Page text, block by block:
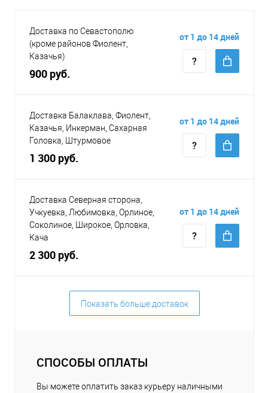
Доставка по Севастополю
(кроме районов Фиолент,
Казачья)
900 руб.
от 1 до 14 дней
Доставка Балаклава, Фиолент,
Казачья, Инкерман, Сахарная
Головка, Штурмовое
1 300 руб.
от 1 до 14 дней
Доставка Северная сторона,
Учкуевка, Любимовка, Орлиное,
Соколиное, Широкое, Орловка,
Кача
2 300 руб.
от 1 до 14 дней
Показать больше доставок
СПОСОБЫ ОПЛАТЫ
Вы можете оплатить заказ курьеру наличными